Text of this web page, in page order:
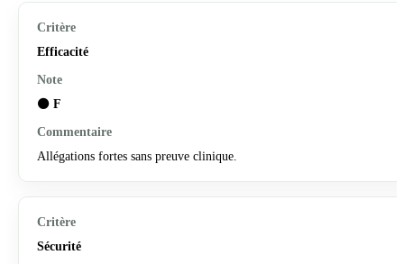
Efficacité
⚫ F
Allégations fortes sans preuve clinique.
Sécurité